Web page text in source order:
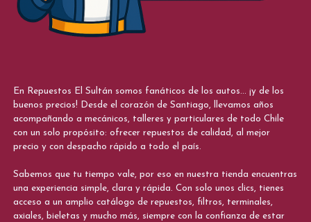
En Repuestos El Sultán somos fanáticos de los autos... ¡y de los
buenos precios! Desde el corazón de Santiago, llevamos años
acompañando a mecánicos, talleres y particulares de todo Chile
con un solo propósito: ofrecer repuestos de calidad, al mejor
precio y con despacho rápido a todo el país.
Sabemos que tu tiempo vale, por eso en nuestra tienda encuentras
una experiencia simple, clara y rápida. Con solo unos clics, tienes
acceso a un amplio catálogo de repuestos, filtros, terminales,
axiales, bieletas y mucho más, siempre con la confianza de estar